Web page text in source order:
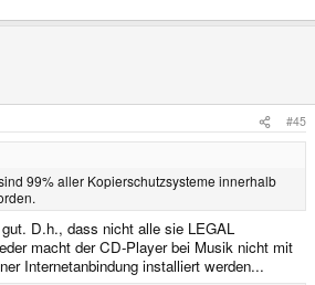
#45
99% aller Kopierschutzsysteme innerhalb
D.h., dass nicht alle sie LEGAL
macht der CD-Player bei Musik nicht mit
Internetanbindung installiert werden...